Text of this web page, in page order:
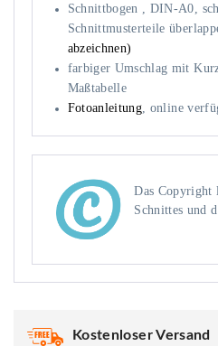
Schnittbogen , DIN-A0,
Schnittmusterteile
abzeichnen)
farbiger Umschlag mit
Maßtabelle
Fotoanleitung , online
Das Copyright
Schnittes und
Kostenloser Versand